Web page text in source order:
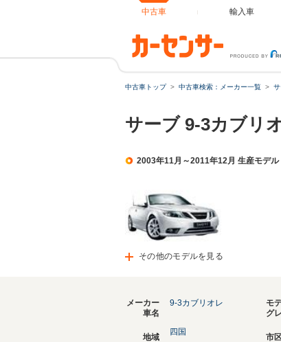
中古車 輸入車
中古車トップ 中古車検索：メーカー一覧
サーブ 9-3カブリ
2003年11月～2011年12月 生産モデル
その他のモデルを見る
メーカー
車名
9-3カブリオレ
モ
グ
地域
四国
市